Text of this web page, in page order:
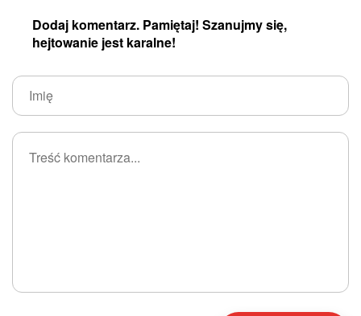
Dodaj komentarz. Pamiętaj! Szanujmy się,
hejtowanie jest karalne!